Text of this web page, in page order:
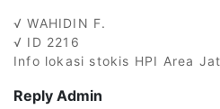
√ WAHIDIN F.
√ ID 2216
Info lokasi stokis HPI Area
Reply Admin